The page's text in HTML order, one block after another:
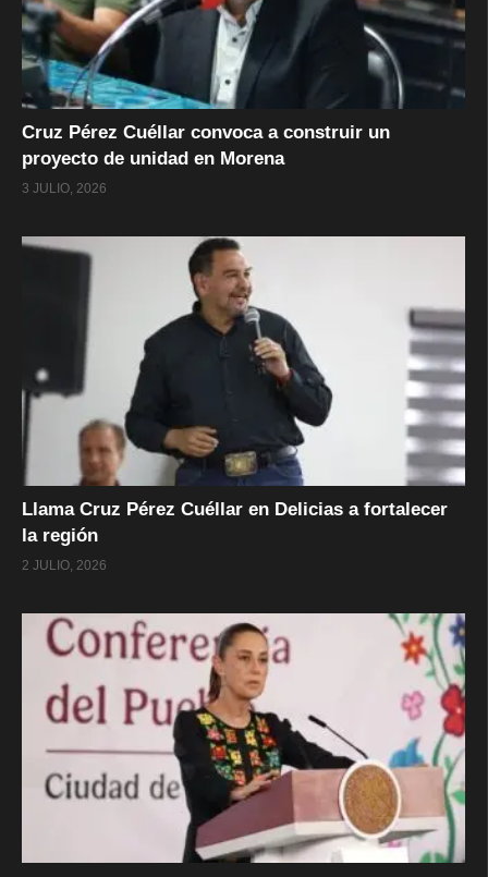
Cruz Pérez Cuéllar convoca a construir un
proyecto de unidad en Morena
3 JULIO, 2026
Llama Cruz Pérez Cuéllar en Delicias a fortalecer
la región
2 JULIO, 2026